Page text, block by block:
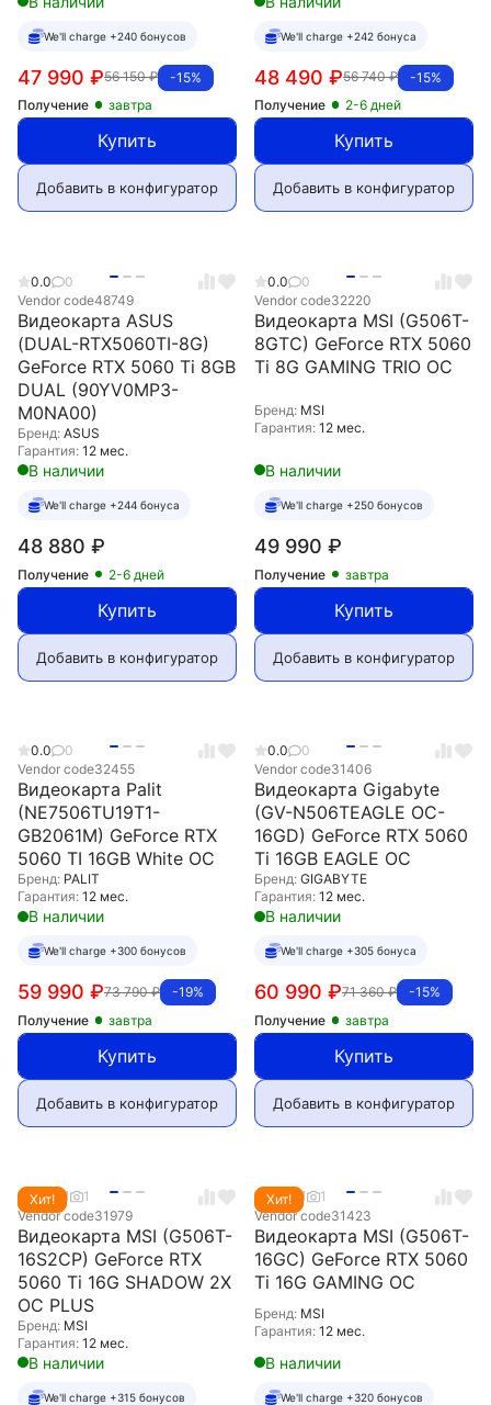
We'll charge +240 бонусов
-15%
56 150₽
47 990 ₽
Получение завтра
Купить
Добавить в конфигуратор
We'll charge +242 бонуса
-15%
56 740₽
48 490 ₽
Получение 2-6 дней
Купить
Добавить в конфигуратор
0.0
0
Vendor code48749
Видеокарта ASUS
(DUAL-RTX5060TI-8G)
GeForce RTX 5060 Ti 8GB
DUAL (90YV0MP3-
M0NA00)
Бренд: ASUS
Гарантия: 12 мес.
В наличии
We'll charge +244 бонуса
48 880 ₽
Получение 2-6 дней
Купить
Добавить в конфигуратор
0.0
0
Vendor code32220
Видеокарта MSI (G506T-
8GTC) GeForce RTX 5060
Ti 8G GAMING TRIO OC
Бренд: MSI
Гарантия: 12 мес.
В наличии
We'll charge +250 бонусов
49 990 ₽
Получение завтра
Купить
Добавить в конфигуратор
0.0
0
Vendor code32455
Видеокарта Palit
(NE7506TU19T1-
GB2061M) GeForce RTX
5060 TI 16GB White OC
Бренд: PALIT
Гарантия: 12 мес.
В наличии
We'll charge +300 бонусов
-19%
73 790₽
59 990 ₽
Получение завтра
Купить
Добавить в конфигуратор
0.0
0
Vendor code31406
Видеокарта Gigabyte
(GV-N506TEAGLE OC-
16GD) GeForce RTX 5060
Ti 16GB EAGLE OC
Бренд: GIGABYTE
Гарантия: 12 мес.
В наличии
We'll charge +305 бонуса
-15%
71 360₽
60 990 ₽
Получение завтра
Купить
Добавить в конфигуратор
Хит!
5.0 1
1
Vendor code31979
Видеокарта MSI (G506T-
16S2CP) GeForce RTX
5060 Ti 16G SHADOW 2X
OC PLUS
Бренд: MSI
Гарантия: 12 мес.
В наличии
We'll charge +315 бонусов
Хит!
5.0 1
1
Vendor code31423
Видеокарта MSI (G506T-
16GC) GeForce RTX 5060
Ti 16G GAMING OC
Бренд: MSI
Гарантия: 12 мес.
В наличии
We'll charge +320 бонусов